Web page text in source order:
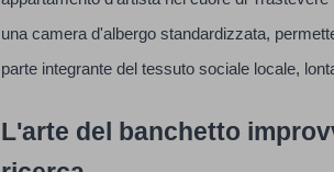
una camera d'albergo standardizzata,
parte integrante del tessuto sociale locale,
L'arte del banchetto